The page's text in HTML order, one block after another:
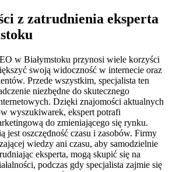
z zatrudnienia eksperta
w Białymstoku przynosi wiele korzyści
swoją widoczność w internecie oraz
Przede wszystkim, specjalista ten
niezbędne do skutecznego
Dzięki znajomości aktualnych
wyszukiwarek, ekspert potrafi
do zmieniającego się rynku.
jest oszczędność czasu i zasobów. Firmy
wiedzy ani czasu, aby samodzielnie
eksperta, mogą skupić się na
podczas gdy specjalista zajmie się